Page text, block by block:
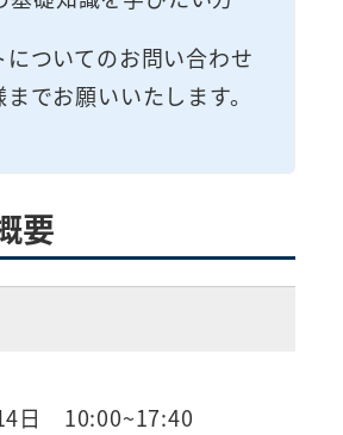
についてのお問い合わせ
でお願いいたします。
要
日 10:00~17:40